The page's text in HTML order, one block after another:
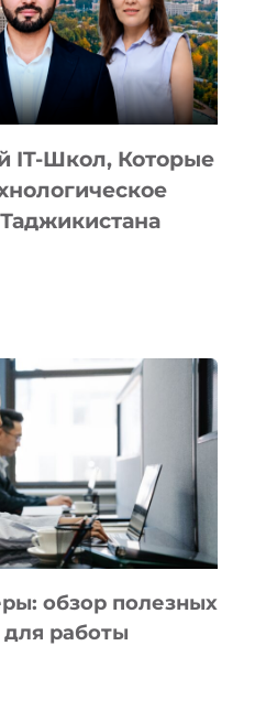
IT-Школ, Которые
обзор полезных
работы